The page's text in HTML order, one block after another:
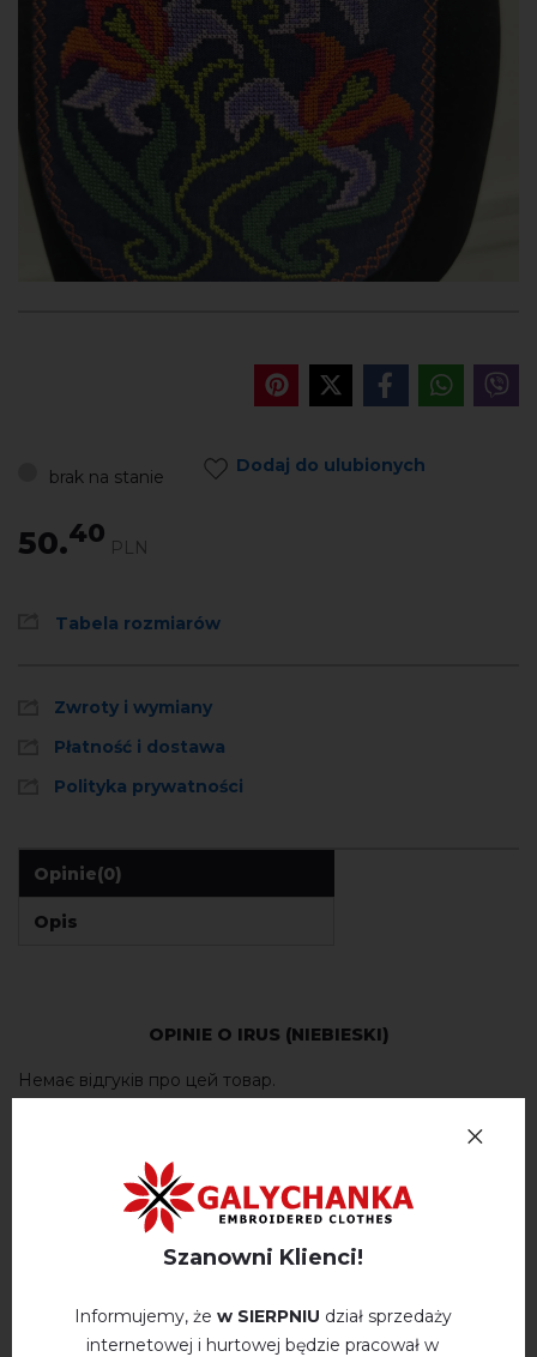
brak na stanie
Dodaj do ulubionych
50.40 PLN
Tabela rozmiarów
Zwroty i wymiany
Płatność i dostawa
Polityka prywatności
Opinie(0)
Opis
OPINIE O IRUS (NIEBIESKI)
Немає відгуків про цей товар.
WYSZUKAJ PODOBNE PRODUKTY
Szanowni Klienci!
Informujemy, że w SIERPNIU dział sprzedaży
internetowej i hurtowej będzie pracował w